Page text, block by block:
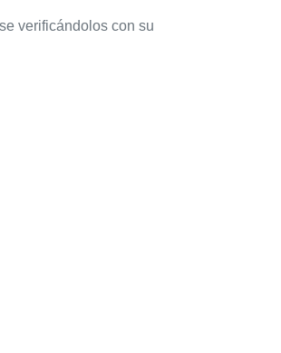
verificándolos con su